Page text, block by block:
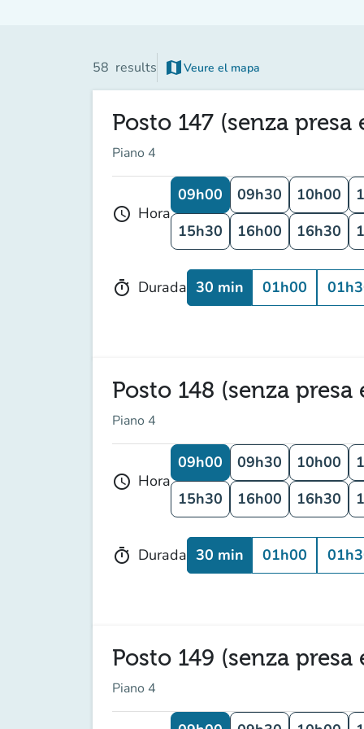
58 results map Veure el mapa
Posto 147 (senza presa
Piano 4
schedule Hora
09h00 09h30 10h00
15h30
16h00 16h30
timer Durada 30 min 01h00
Posto 148 (senza presa
Piano 4
schedule Hora
09h00 09h30 10h00
15h30
16h00 16h30
timer Durada 30 min 01h00
Posto 149 (senza presa
Piano 4